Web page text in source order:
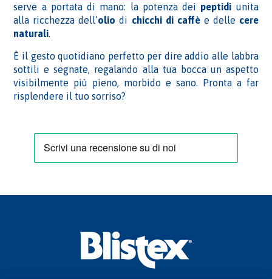
serve a portata di mano: la potenza dei peptidi unita
alla ricchezza dell’olio di chicchi di caffèe delle cere
naturali.
È il gesto quotidiano perfetto per dire addio alle labbra
sottili e segnate, regalando alla tua bocca un aspetto
visibilmente più pieno, morbido e sano. Pronta a far
risplendere il tuo sorriso?